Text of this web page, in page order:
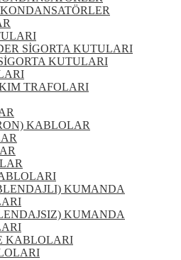
SİGORTA KUTULARI
KUTULARI
TRAFOLARI
KABLOLAR
KUMANDA
KUMANDA
KABLOLARI